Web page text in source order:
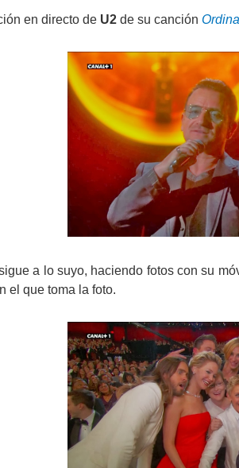
en directo de U2 de su canción
a lo suyo, haciendo fotos con su
el que toma la foto.